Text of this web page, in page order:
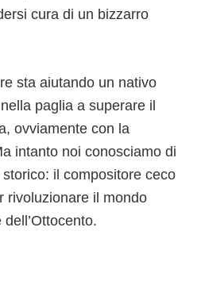
cura di un bizzarro
sta aiutando un nativo
paglia a superare il
ovviamente con la
intanto noi conosciamo di
il compositore ceco
rivoluzionare il mondo